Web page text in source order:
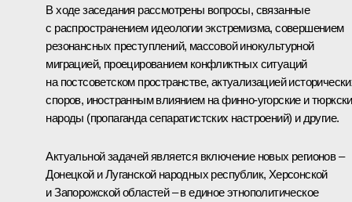
В ходе заседания рассмотрены вопросы, связанные
с распространением идеологии экстремизма, совершением
резонансных преступлений, массовой инокультурной
миграцией, проецированием конфликтных ситуаций
на постсоветском пространстве, актуализацией
споров, иностранным влиянием на финно-угорские и
народы (пропаганда сепаратистских настроений) и другие.
Актуальной задачей является включение новых регионов –
Донецкой и Луганской народных республик, Херсонской
и Запорожской областей – в единое этнополитическое